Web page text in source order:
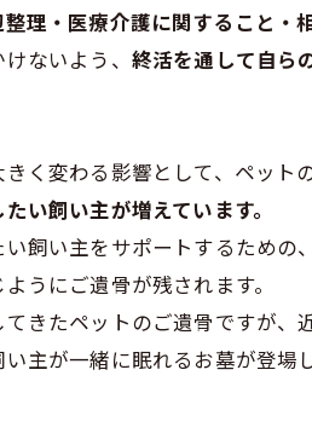
理・医療介護に関すること・
ないよう、 終活を通して自ら
く変わる影響として、ペット
い飼い主が増えています。
飼い主をサポートするため
うにご遺骨が残されます。
きたペットのご遺骨ですが、
主が一緒に眠れるお墓が登場